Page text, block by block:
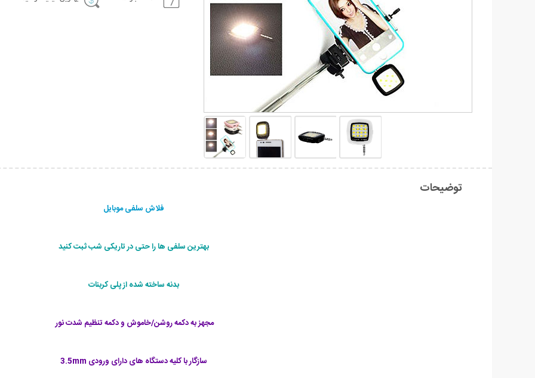
توضیحات
فلاش سلفی موبایل
بهترین سلفی ها را حتی در تاریکی شب ثبت کنید
بدنه ساخته شده از پلی کربنات
مجهز به دکمه روشن/خاموش و دکمه تنظیم شدت نور ‏
سازگار با کلیه دستگاه های دارای ورودی 3.5mm